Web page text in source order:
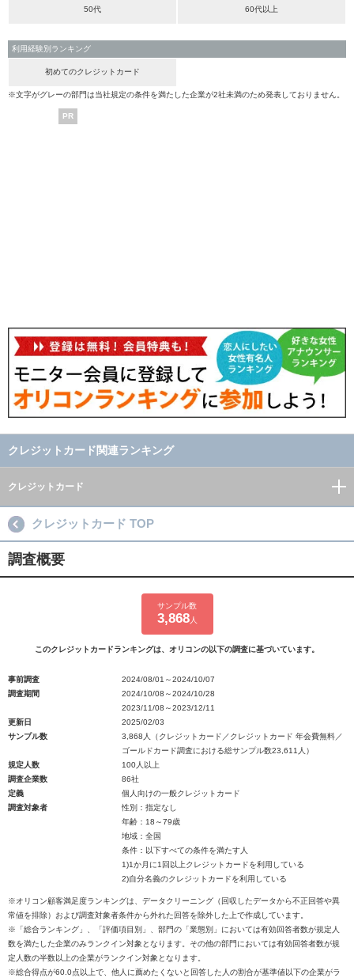
50代 60代以上
利用経験別ランキング
初めてのクレジットカード
※文字がグレーの部門は当社規定の条件を満たした企業が2社未満のため発表しておりません。
PR
クレジットカード関連ランキング
クレジットカード
クレジットカード TOP
調査概要
サンプル数
3,868人
このクレジットカードランキングは、オリコンの以下の調査に基づいています。
事前調査
2024/08/01～2024/10/07
調査期間
2024/10/08～2024/10/28
2023/11/08～2023/12/11
更新日
2025/02/03
サンプル数
3,868人（クレジットカード／クレジットカード 年会費無料／
ゴールドカード調査における総サンプル数23,611人）
規定人数
100人以上
調査企業数
86社
定義
個人向けの一般クレジットカード
調査対象者
性別：指定なし
年齢：18～79歳
地域：全国
条件：以下すべての条件を満たす人
1)1か月に1回以上クレジットカードを利用している
2)自分名義のクレジットカードを利用している
※オリコン顧客満足度ランキングは、データクリーニング（回収したデータから不正回答や異
常値を排除）および調査対象者条件から外れた回答を除外した上で作成しています。
※「総合ランキング」、「評価項目別」、部門の「業態別」においては有効回答者数が規定人
数を満たした企業のみランクイン対象となります。その他の部門においては有効回答者数が規
定人数の半数以上の企業がランクイン対象となります。
※総合得点が60.0点以上で、他人に薦めたくないと回答した人の割合が基準値以下の企業がラ